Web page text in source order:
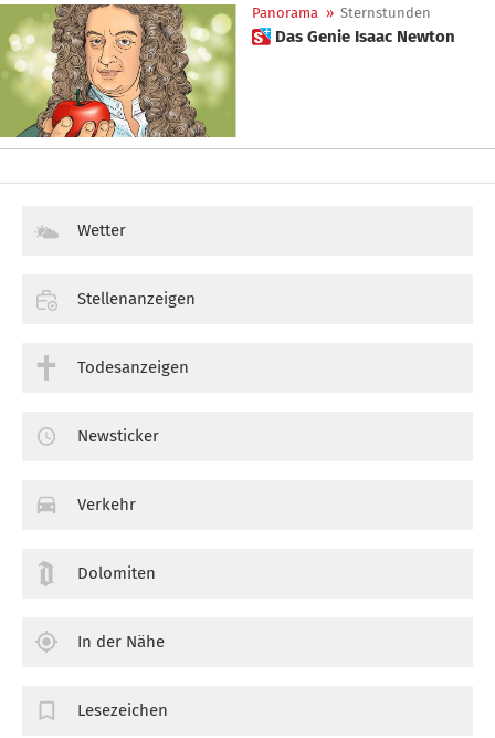
Panorama » Sternstunden
 Das Genie Isaac Newton
Wetter
Stellenanzeigen
Todesanzeigen
Newsticker
Verkehr
Dolomiten
In der Nähe
Lesezeichen